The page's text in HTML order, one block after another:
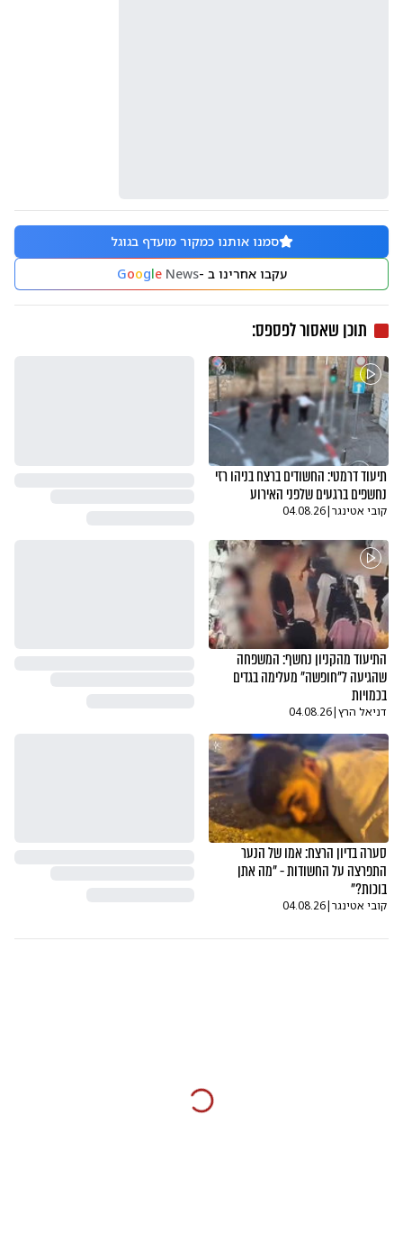
סמנו אותנו כמקור מועדף בגוגל
עקבו אחרינו ב -
GoogleNews
תוכן שאסור לפספס:
תיעוד דרמטי: החשודים ברצח בניהו רזי
נחשפים ברגעים שלפני האירוע
קובי אטינגר|
04.08.26
התיעוד מהקניון נחשף: המשפחה
שהגיעה ל"חופשה" מעלימה בגדים
בכמויות
דניאל הרץ|
04.08.26
סערה בדיון הרצח: אמו של הנער
התפרצה על החשודות - "מה אתן
בוכות?"
קובי אטינגר|
04.08.26